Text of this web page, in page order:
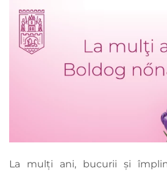
La mulți ani, bucurii și